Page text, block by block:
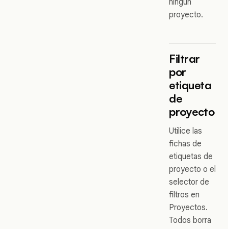
proyecto.
Filtrar
por
etiqueta
de
proyecto
Utilice las
fichas de
etiquetas de
proyecto o el
selector de
filtros en
Proyectos.
Todos borra